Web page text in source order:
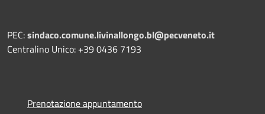
PEC:sindaco.comune.livinallongo.bl@pecveneto.it
Centralino Unico: +39 0436 7193
Prenotazione appuntamento